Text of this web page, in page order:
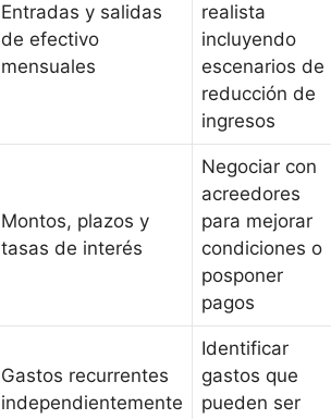
Entradas y salidas
de efectivo
mensuales
realista
incluyendo
escenarios de
reducción de
ingresos
Montos, plazos y
tasas de interés
Negociar con
acreedores
para mejorar
condiciones o
posponer
pagos
Gastos recurrentes
independientemente
Identificar
gastos que
pueden ser